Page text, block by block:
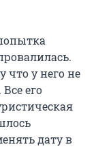
что у него не
его
дату в